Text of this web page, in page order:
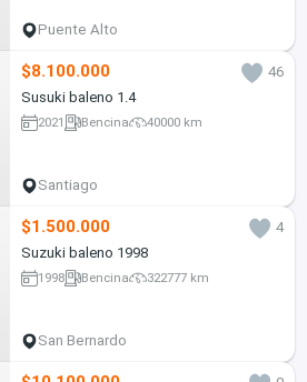
Puente Alto
$8.100.000
46
Susuki baleno 1.4
2021 Bencina 40000 km
Santiago
$1.500.000
4
Suzuki baleno 1998
1998 Bencina 322777 km
San Bernardo